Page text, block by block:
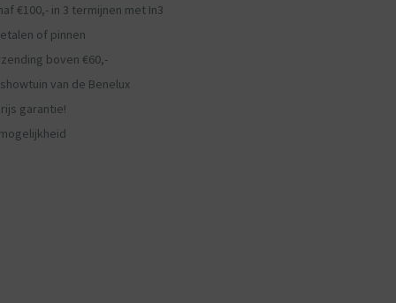
€100,- in 3 termijnen met In3
of pinnen
boven €60,-
van de Benelux
garantie!